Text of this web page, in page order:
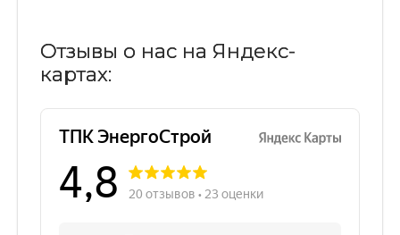
Отзывы о нас на Яндекс-
картах: